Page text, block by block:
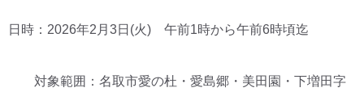
日時：2026年2月3日(火) 午前1時から午前6時頃迄
対象範囲：名取市愛の杜・愛島郷・美田園・下増田字